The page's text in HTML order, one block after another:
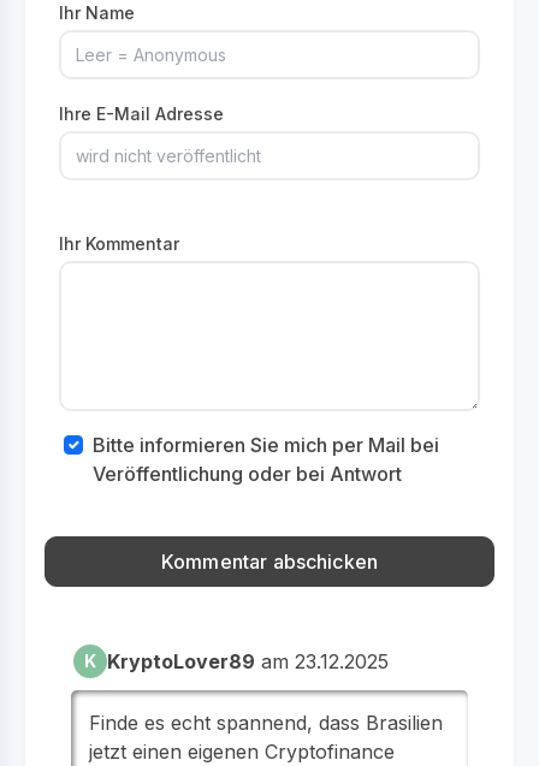
Ihr Name
Ihre E-Mail Adresse
Ihr Kommentar
Bitte informieren Sie mich per Mail bei
Veröffentlichung oder bei Antwort
K KryptoLover89 am 23.12.2025
Finde es echt spannend, dass Brasilien
jetzt einen eigenen Cryptofinance